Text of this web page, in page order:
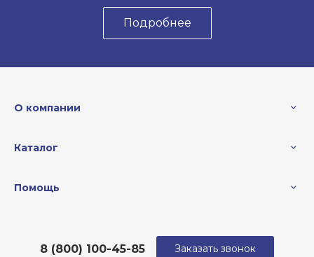
Подробнее
О компании
Каталог
Помощь
8 (800) 100-45-85 Заказать звонок